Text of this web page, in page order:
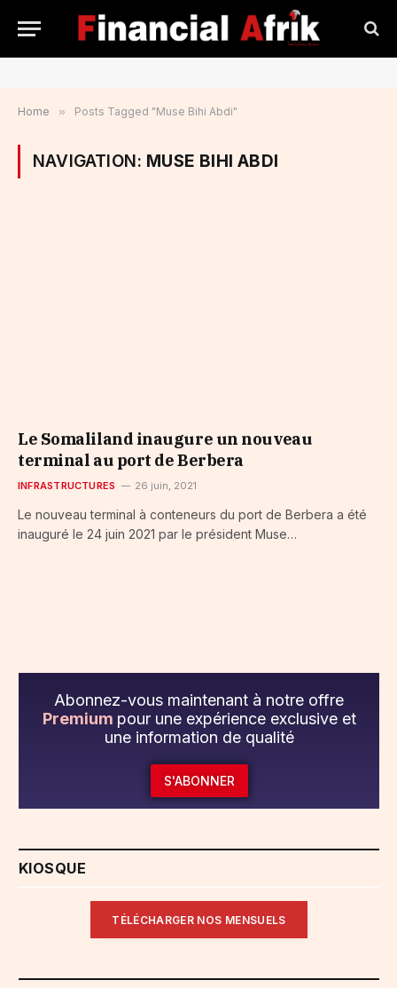
Home » Posts Tagged "Muse Bihi Abdi"
NAVIGATION: MUSE BIHI ABDI
Le Somaliland inaugure un nouveau
terminal au port de Berbera
INFRASTRUCTURES 26 juin, 2021
Le nouveau terminal à conteneurs du port de Berbera a été
inauguré le 24 juin 2021 par le président Muse…
Abonnez-vous maintenant à notre offre
Premium pour une expérience exclusive et
une information de qualité
S'ABONNER
KIOSQUE
TÉLÉCHARGER NOS MENSUELS